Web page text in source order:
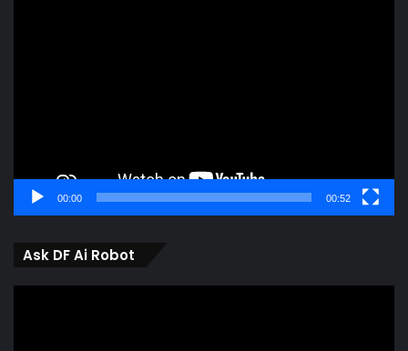
00:00 00:52
Ask DF Ai Robot